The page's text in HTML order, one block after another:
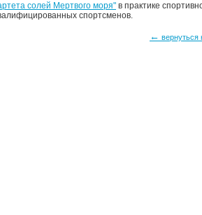
солей Мертвого моря" в практике
спортсменов.
← вернуться